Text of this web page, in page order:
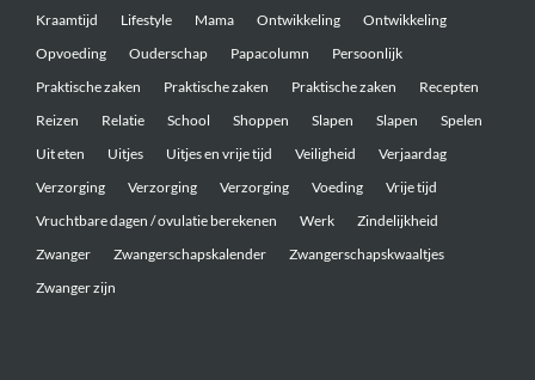
Kraamtijd
Lifestyle Mama Ontwikkeling
Ontwikkeling
Opvoeding
Ouderschap Papacolumn
Persoonlijk
Praktische zaken
Praktische zaken Praktische zaken
Recepten
Reizen
Relatie School Shoppen Slapen Slapen
Spelen
Uit eten
Uitjes Uitjes en vrije tijd Veiligheid
Verjaardag
Verzorging
Verzorging Verzorging Voeding
Vrije tijd
Vruchtbare dagen / ovulatie berekenen
Werk
Zindelijkheid
Zwanger
Zwangerschapskalender
Zwangerschapskwaaltjes
Zwanger zijn